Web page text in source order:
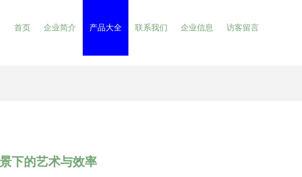
首页 企业简介 产品大全 联系我们 企业信息 访客留言
下的艺术与效率